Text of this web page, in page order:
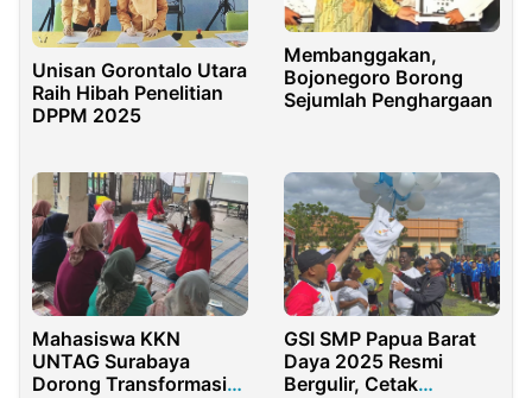
Unisan Gorontalo Utara
Raih Hibah Penelitian
DPPM 2025
Membanggakan,
Bojonegoro Borong
Sejumlah Penghargaan
Mahasiswa KKN
UNTAG Surabaya
Dorong Transformasi
GSI SMP Papua Barat
Daya 2025 Resmi
Bergulir, Cetak